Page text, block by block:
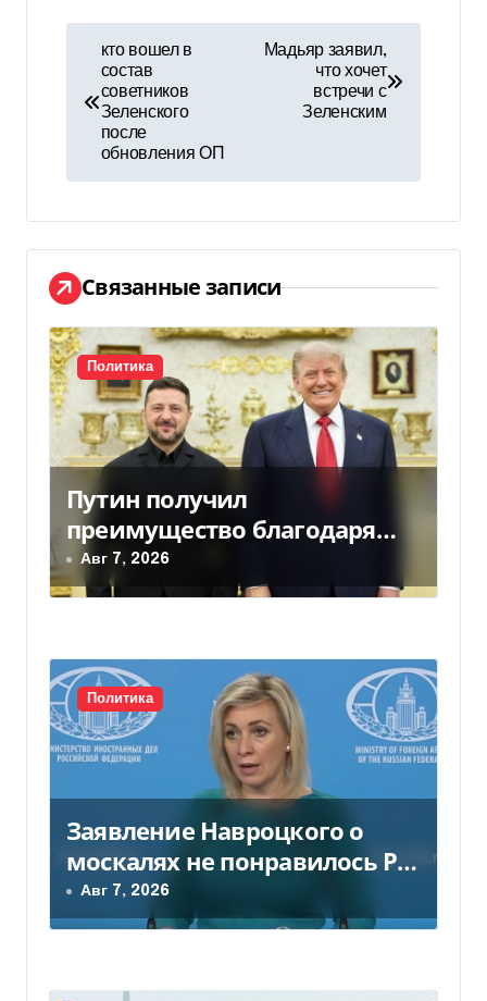
и
г
а
ц
и
я
п
о
з
а
и
с
я
м
кто вошел в
состав
советников
Зеленского
после
обновления ОП
Мадьяр заявил,
что хочет
встречи с
Зеленским
Связанные записи
Политика
Путин получил
преимущество благодаря
действиям США
Авг 7, 2026
Политика
Заявление Навроцкого о
москалях не понравилось РФ
— видео
Авг 7, 2026